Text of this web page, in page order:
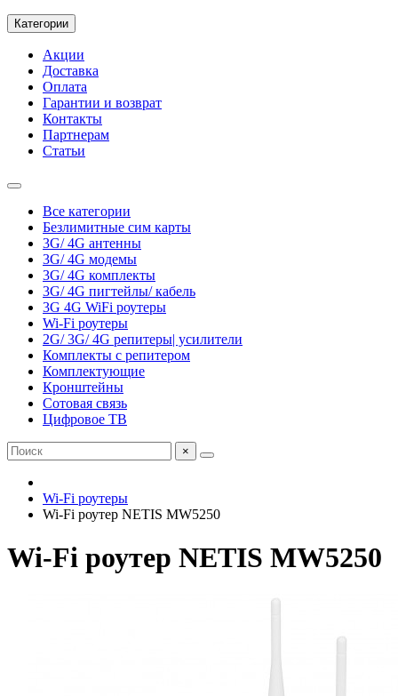
Категории
Акции
Доставка
Оплата
Гарантии и возврат
Контакты
Партнерам
Статьи
Все категории
Безлимитные сим карты
3G/ 4G антенны
3G/ 4G модемы
3G/ 4G комплекты
3G/ 4G пигтейлы/ кабель
3G 4G WiFi роутеры
Wi-Fi роутеры
2G/ 3G/ 4G репитеры| усилители
Комплекты с репитером
Комплектующие
Кронштейны
Сотовая связь
Цифровое ТВ
×
Wi-Fi роутеры
Wi-Fi роутер NETIS MW5250
Wi-Fi роутер NETIS MW5250